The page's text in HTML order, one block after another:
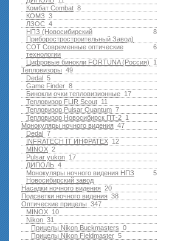
8
Комбат Combat
3
КОМЗ
4
ЛЗОС
8
НПЗ (Новосибирский
Приборостростроительный Завод)
6
СОТ Современные оптические
технологии
1
Цифровые бинокли FORTUNA (Россия)
49
Тепловизоры
5
Dedal
8
Game Finder
17
Бинокли очки тепловизионные
11
Тепловизор FLIR Scout
7
Тепловизор Pulsar Quantum
1
Тепловизор Новосибирск ПТ-2
47
Монокуляры ночного видения
7
Dedal
12
INFRATECH IT ИНФРАТЕХ
2
MINOX
17
Pulsar yukon
4
ДИПОЛЬ
5
Монокуляры ночного видения НПЗ
Новосибирский завод
20
Насадки ночного видения
38
Подсветки ночного видения
347
Оптические прицелы
10
MINOX
31
Nikon
0
Прицелы Nikon Buckmasters
5
Прицелы Nikon Fieldmaster